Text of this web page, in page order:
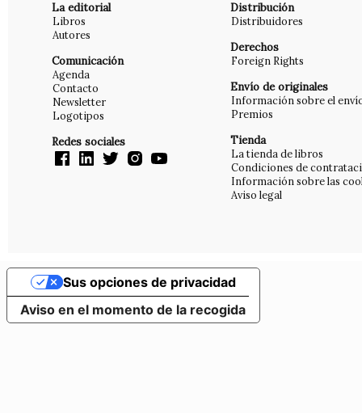
La editorial
Libros
Autores
Comunicación
Agenda
Contacto
Newsletter
Logotipos
Redes sociales
Distribución
Distribuidores
Derechos
Foreign Rights
Envío de originales
Información sobre el
Premios
Tienda
La tienda de libros
Condiciones de
Información sobre las
Aviso legal
Aviso en el momento de la recogida
Sus opciones de privacidad